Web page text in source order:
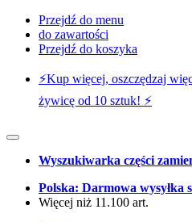
Przejdź do menu
do zawartości
Przejdź do koszyka
⚡️Kup więcej, oszczędzaj
żywicę od 10 sztuk! ⚡️
Wyszukiwarka części
Polska: Darmowa wysyłka
Więcej niż 11.100 art.